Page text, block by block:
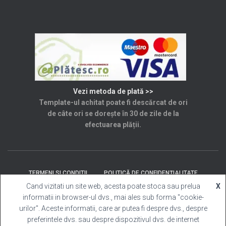
Vezi metoda de plată >>
Template-ul achitat poate fi descărcat de ori
de câte ori se dorește în 30 de zile de la
efectuarea plății.
TERMENI SI CONDITII POLITICĂ DE CONFIDENȚIALITATE
SOLUȚIONAREA LITIGIILOR ANPC CONTACT
Cand vizitati un site web, acesta poate stoca sau prelua
informatii in browser-ul dvs., mai ales sub forma "cookie-
urilor". Aceste informatii, care ar putea fi despre dvs., despre
preferintele dvs. sau despre dispozitivul dvs. de internet
X